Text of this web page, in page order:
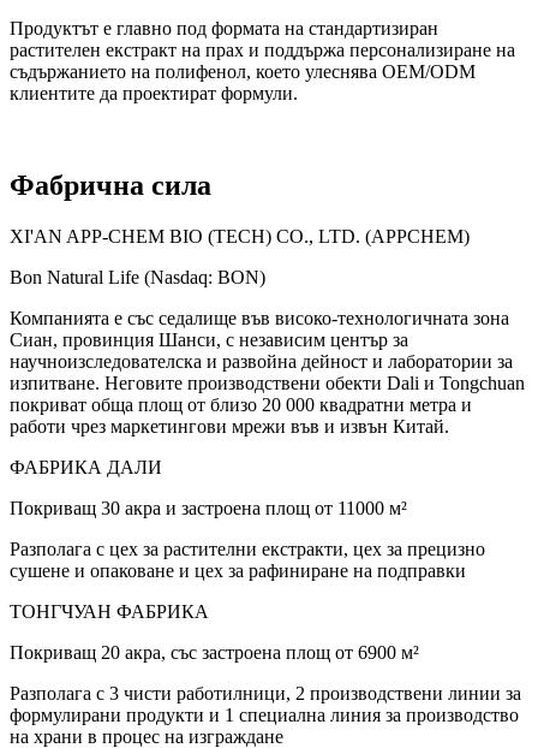
Продуктът е главно под формата на стандартизиран
растителен екстракт на прах и поддържа персонализиране на
съдържанието на полифенол, което улеснява OEM/ODM
клиентите да проектират формули.
Фабрична сила
XI'AN APP-CHEM BIO (TECH) CO., LTD. (APPCHEM)
Bon Natural Life (Nasdaq: BON)
Компанията е със седалище във високо-технологичната зона
Сиан, провинция Шанси, с независим център за
научноизследователска и развойна дейност и лаборатории за
изпитване. Неговите производствени обекти Dali и Tongchuan
покриват обща площ от близо 20 000 квадратни метра и
работи чрез маркетингови мрежи във и извън Китай.
ФАБРИКА ДАЛИ
Покриващ 30 акра и застроена площ от 11000 м²
Разполага с цех за растителни екстракти, цех за прецизно
сушене и опаковане и цех за рафиниране на подправки
ТОНГЧУАН ФАБРИКА
Покриващ 20 акра, със застроена площ от 6900 м²
Разполага с 3 чисти работилници, 2 производствени линии за
формулирани продукти и 1 специална линия за производство
на храни в процес на изграждане